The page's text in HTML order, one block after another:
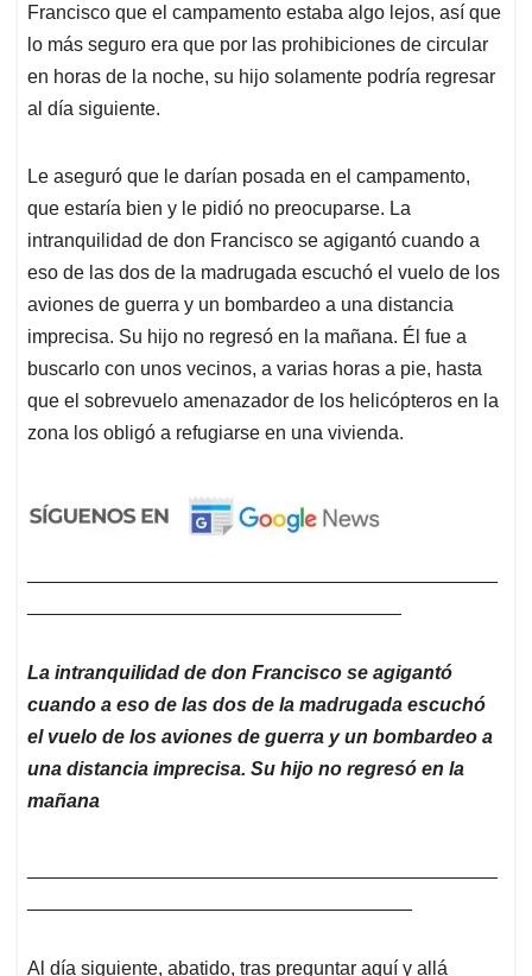
Francisco que el campamento estaba algo lejos, así que
lo más seguro era que por las prohibiciones de circular
en horas de la noche, su hijo solamente podría regresar
al día siguiente.
Le aseguró que le darían posada en el campamento,
que estaría bien y le pidió no preocuparse. La
intranquilidad de don Francisco se agigantó cuando a
eso de las dos de la madrugada escuchó el vuelo de los
aviones de guerra y un bombardeo a una distancia
imprecisa. Su hijo no regresó en la mañana. Él fue a
buscarlo con unos vecinos, a varias horas a pie, hasta
que el sobrevuelo amenazador de los helicópteros en la
zona los obligó a refugiarse en una vivienda.
La intranquilidad de don Francisco se agigantó
cuando a eso de las dos de la madrugada escuchó
el vuelo de los aviones de guerra y un bombardeo a
una distancia imprecisa. Su hijo no regresó en la
mañana
Al día siguiente, abatido, tras preguntar aquí y allá